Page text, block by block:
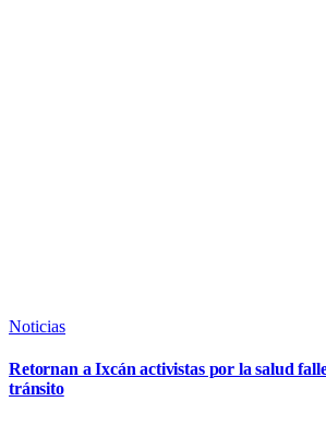
Noticias
Retornan a Ixcán activistas por la salud
tránsito